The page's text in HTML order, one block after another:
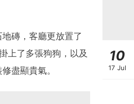
磚，客廳更放置了
上了多張狗狗，以及
盡顯貴氣。
10
17 Jul